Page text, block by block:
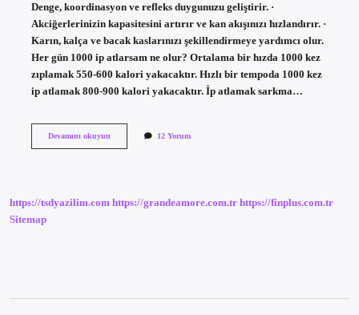
Denge, koordinasyon ve refleks duygunuzu geliştirir. ·
Akciğerlerinizin kapasitesini artırır ve kan akışınızı hızlandırır. ·
Karın, kalça ve bacak kaslarınızı şekillendirmeye yardımcı olur.
Her gün 1000 ip atlarsam ne olur? Ortalama bir hızda 1000 kez
zıplamak 550-600 kalori yakacaktır. Hızlı bir tempoda 1000 kez
ip atlamak 800-900 kalori yakacaktır. İp atlamak sarkma…
Devamını okuyunİP
12 Yorum
https://tsdyazilim.com https://grandeamore.com.tr https://finplus.com.tr
Sitemap